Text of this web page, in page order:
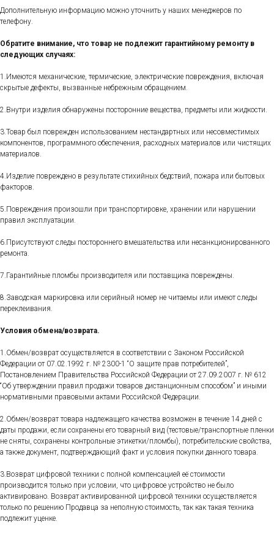
Дополнительную информацию можно уточнить у наших менеджеров по
телефону.
Обратите внимание, что товар не подлежит гарантийному ремонту в
следующих случаях:
1.Имеются механические, термические, электрические повреждения, включая
скрытые дефекты, вызванные небрежным обращением.
2.Внутри изделия обнаружены посторонние вещества, предметы или жидкости.
3.Товар был поврежден использованием нестандартных или несовместимых
компонентов, программного обеспечения, расходных материалов или чистящих
материалов.
4.Изделие повреждено в результате стихийных бедствий, пожара или бытовых
факторов.
5.Повреждения произошли при транспортировке, хранении или нарушении
правил эксплуатации.
6.Присутствуют следы постороннего вмешательства или несанкционированного
ремонта.
7.Гарантийные пломбы производителя или поставщика повреждены.
8.Заводская маркировка или серийный номер не читаемы или имеют следы
переклеивания.
Условия обмена/возврата.
1.Обмен/возврат осуществляется в соответствии с Законом Российской
Федерации от 07.02.1992 г. № 2300-1 “О защите прав потребителей”,
Постановлением Правительства Российской Федерации от 27.09.2007 г. № 612
“Об утверждении правил продажи товаров дистанционным способом” и иными
нормативными правовыми актами Российской Федерации.
2.Обмен/возврат товара надлежащего качества возможен в течение 14 дней с
даты продажи, если сохранены его товарный вид (тестовые/транспортные пленки
не сняты, сохранены контрольные этикетки/пломбы), потребительские свойства,
а также документ, подтверждающий факт и условия покупки данного товара.
3.Возврат цифровой техники с полной компенсацией её стоимости
производится только при условии, что цифровое устройство не было
активировано. Возврат активированной цифровой техники осуществляется
только по решению Продавца за неполную стоимость, так как такая техника
подлежит уценке.